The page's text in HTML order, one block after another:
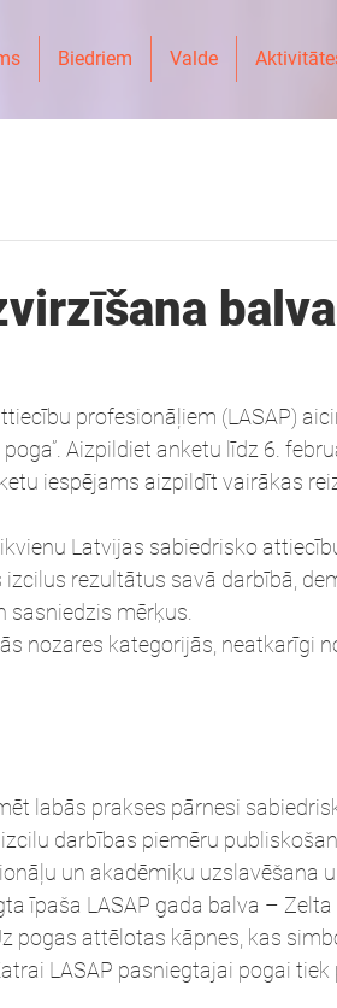
Biedriem Valde
profesionāļiem (LASAP)
Aizpildiet anketu līdz 6.
iespējams aizpildīt vairākas
Latvijas sabiedrisko
rezultātus savā darbībā,
sasniedzis mērķus.
nozares kategorijās, neatkarīgi
labās prakses pārnesi
darbības piemēru
un akadēmiķu uzslavēšana
īpaša LASAP gada balva –
pogas attēlotas kāpnes, kas
LASAP pasniegtajai pogai